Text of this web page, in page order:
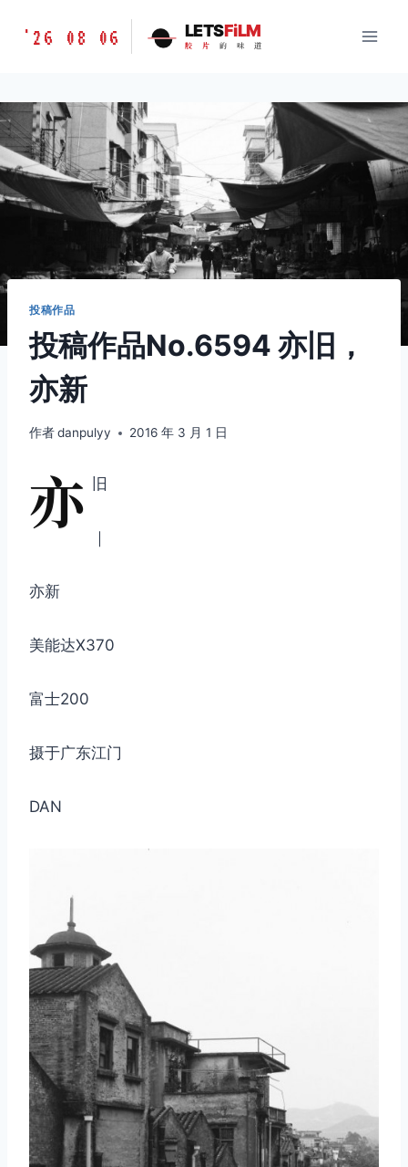
胶
味
道
LETSFILM
'26 08 06 LETSFiLM
胶 片 的 味 道
投稿作品
投稿作品No.6594 亦旧，
亦新
作者danpulyy 2016 年 3 月 1 日
亦 旧
｜
亦新
美能达X370
富士200
摄于广东江门
DAN